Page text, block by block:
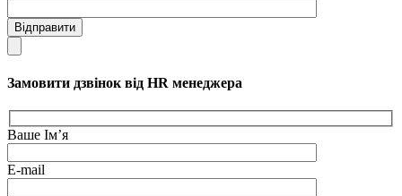
Відправити
Замовити дзвінок від HR менеджера
Ваше Ім’я
E-mail